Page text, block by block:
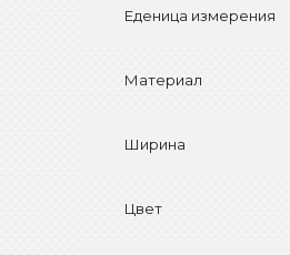
Еденица измерения
Материал
Ширина
Цвет